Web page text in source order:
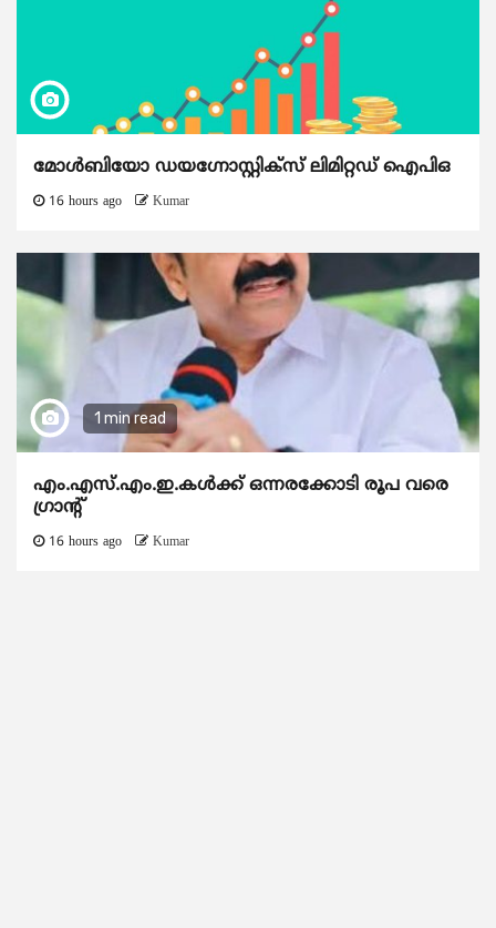
മോൾബിയോ ഡയഗ്നോസ്റ്റിക്സ് ലിമിറ്റഡ് ഐപിഒ
16 hours ago Kumar
1 min read
എം.എസ്.എം.ഇ.കൾക്ക് ഒന്നരക്കോടി രൂപ വരെ
ഗ്രാന്റ്
16 hours ago Kumar